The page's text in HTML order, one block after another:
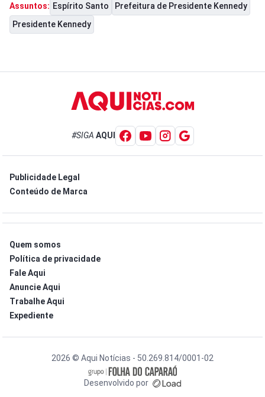
Assuntos: Espírito Santo
Prefeitura de Presidente Kennedy
Presidente Kennedy
#SIGA AQUI
Publicidade Legal
Conteúdo de Marca
Quem somos
Política de privacidade
Fale Aqui
Anuncie Aqui
Trabalhe Aqui
Expediente
2026 © Aqui Notícias - 50.269.814/0001-02
Desenvolvido por